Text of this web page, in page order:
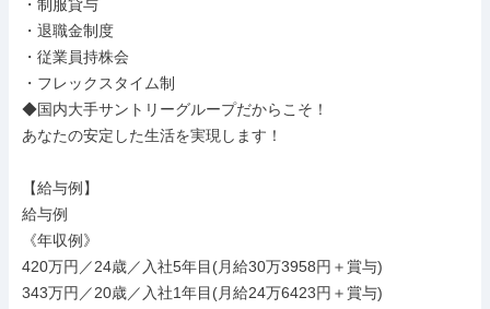
・制服貸与
・退職金制度
・従業員持株会
・フレックスタイム制
◆国内大手サントリーグループだからこそ！
あなたの安定した生活を実現します！
【給与例】
給与例
《年収例》
420万円／24歳／入社5年目(月給30万3958円＋賞与)
343万円／20歳／入社1年目(月給24万6423円＋賞与)